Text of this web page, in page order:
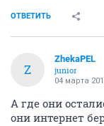
ОТВЕТИТЬ
Z
ZhekaPEL
junior
04 марта
А где они
они интернет